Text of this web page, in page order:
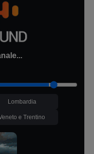
Lombardia
e Trentino